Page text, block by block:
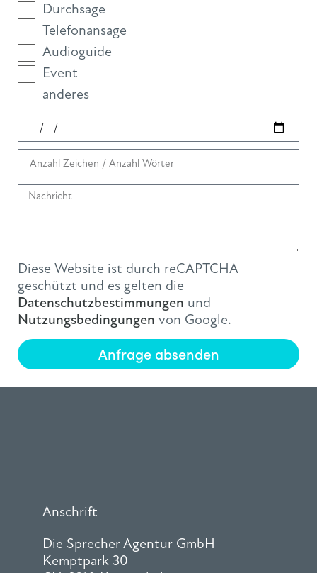
Durchsage
Telefonansage
Audioguide
Event
anderes
Diese Website ist durch reCAPTCHA
geschützt und es gelten die
Datenschutzbestimmungen und
Nutzungsbedingungen von Google.
Anfrage absenden
Anschrift
Die Sprecher Agentur GmbH
Kemptpark 30